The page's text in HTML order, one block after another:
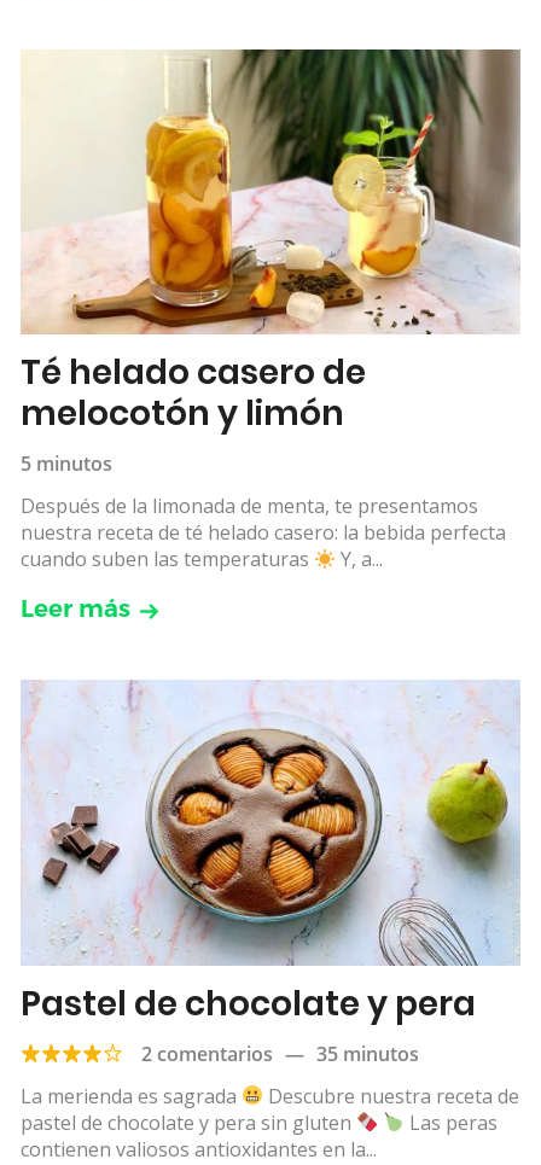
Té helado casero de
melocotón y limón
5 minutos
Después de la limonada de menta, te presentamos
nuestra receta de té helado casero: la bebida perfecta
cuando suben las temperaturas
Y, a...
Leer más
Pastel de chocolate y pera
2 comentarios — 35 minutos
La merienda es sagrada
Descubre nuestra receta de
pastel de chocolate y pera sin gluten
Las peras
contienen valiosos antioxidantes en la...